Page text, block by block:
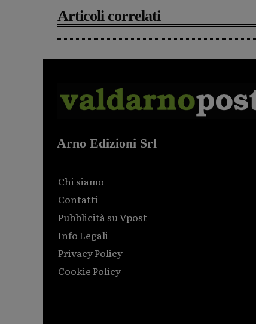
Articoli correlati
Arno Edizioni Srl
Chi siamo
Contatti
Pubblicità su Vpost
Info Legali
Privacy Policy
Cookie Policy